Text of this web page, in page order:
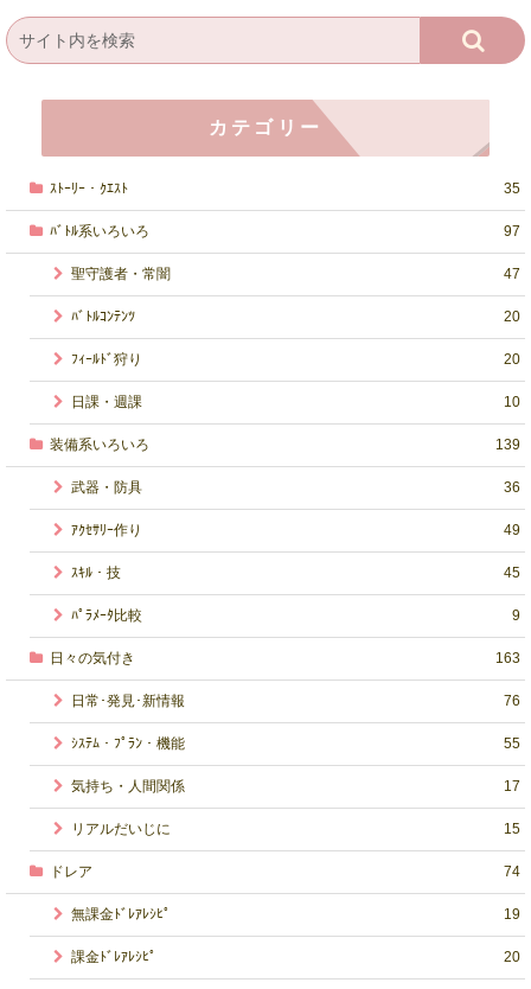
カテゴリー
ｽﾄｰﾘｰ・ｸｴｽﾄ 35
ﾊﾞﾄﾙ系いろいろ 97
聖守護者・常闇 47
ﾊﾞﾄﾙｺﾝﾃﾝﾂ 20
ﾌｨｰﾙﾄﾞ狩り 20
日課・週課 10
装備系いろいろ 139
武器・防具 36
ｱｸｾｻﾘｰ作り 49
ｽｷﾙ・技 45
ﾊﾟﾗﾒｰﾀ比較 9
日々の気付き 163
日常･発見･新情報 76
ｼｽﾃﾑ・ﾌﾟﾗﾝ・機能 55
気持ち・人間関係 17
リアルだいじに 15
ドレア 74
無課金ﾄﾞﾚｱﾚｼﾋﾟ 19
課金ﾄﾞﾚｱﾚｼﾋﾟ 20